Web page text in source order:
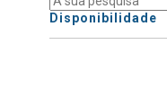
Disponibilidade